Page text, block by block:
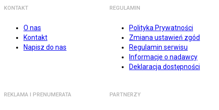
KONTAKT
O nas
Kontakt
Napisz do nas
REGULAMIN
Polityka Prywatności
Zmiana ustawień zgód
Regulamin serwisu
Informacje o nadawcy
Deklaracja dostępności
REKLAMA I PRENUMERATA PARTNERZY